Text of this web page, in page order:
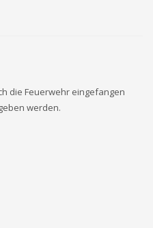
die Feuerwehr eingefangen
werden.